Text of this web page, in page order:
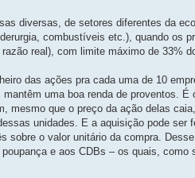
diversas, de setores diferentes da
combustíveis etc.), quando os
real), com limite máximo de 33%
das ações pra cada uma de 10
uma boa renda de proventos.
mesmo que o preço da ação delas
unidades. E a aquisição pode
sobre o valor unitário da compra.
e aos CDBs – os quais,